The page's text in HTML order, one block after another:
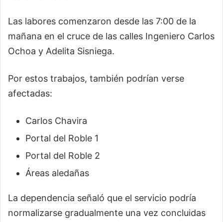
Las labores comenzaron desde las 7:00 de la
mañana en el cruce de las calles Ingeniero Carlos
Ochoa y Adelita Sisniega.
Por estos trabajos, también podrían verse
afectadas:
Carlos Chavira
Portal del Roble 1
Portal del Roble 2
Áreas aledañas
La dependencia señaló que el servicio podría
normalizarse gradualmente una vez concluidas